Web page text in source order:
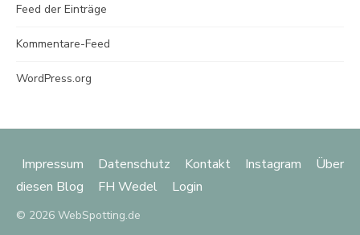
Feed der Einträge
Kommentare-Feed
WordPress.org
Impressum Datenschutz Kontakt Instagram
Über
diesen Blog
FH Wedel Login
© 2026 WebSpotting.de